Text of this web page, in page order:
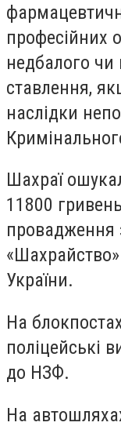
професійних
недбалого чи
ставлення,
наслідки
Шахраї
11800
провадження
України.
На
поліцейські
до НЗФ.
На